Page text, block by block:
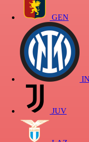
GEN
JUV